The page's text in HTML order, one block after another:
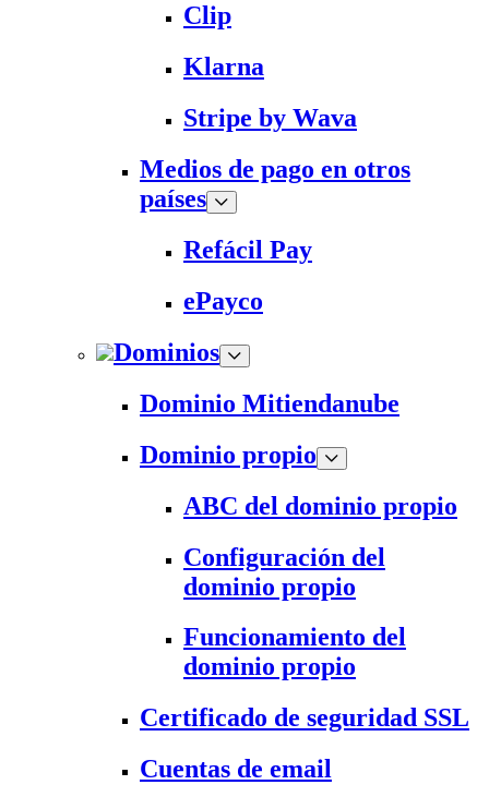
Clip
Klarna
Stripe by Wava
Medios de pago en otros
países
Refácil Pay
ePayco
Dominios
Dominio Mitiendanube
Dominio propio
ABC del dominio propio
Configuración del
dominio propio
Funcionamiento del
dominio propio
Certificado de seguridad SSL
Cuentas de email